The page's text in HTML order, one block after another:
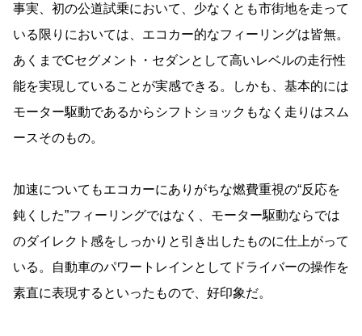
事実、初の公道試乗において、少なくとも市街地を走って
いる限りにおいては、エコカー的なフィーリングは皆無。
あくまでCセグメント・セダンとして高いレベルの走行性
能を実現していることが実感できる。しかも、基本的には
モーター駆動であるからシフトショックもなく走りはスム
ースそのもの。
加速についてもエコカーにありがちな燃費重視の“反応を
鈍くした”フィーリングではなく、モーター駆動ならでは
のダイレクト感をしっかりと引き出したものに仕上がって
いる。自動車のパワートレインとしてドライバーの操作を
素直に表現するといったもので、好印象だ。